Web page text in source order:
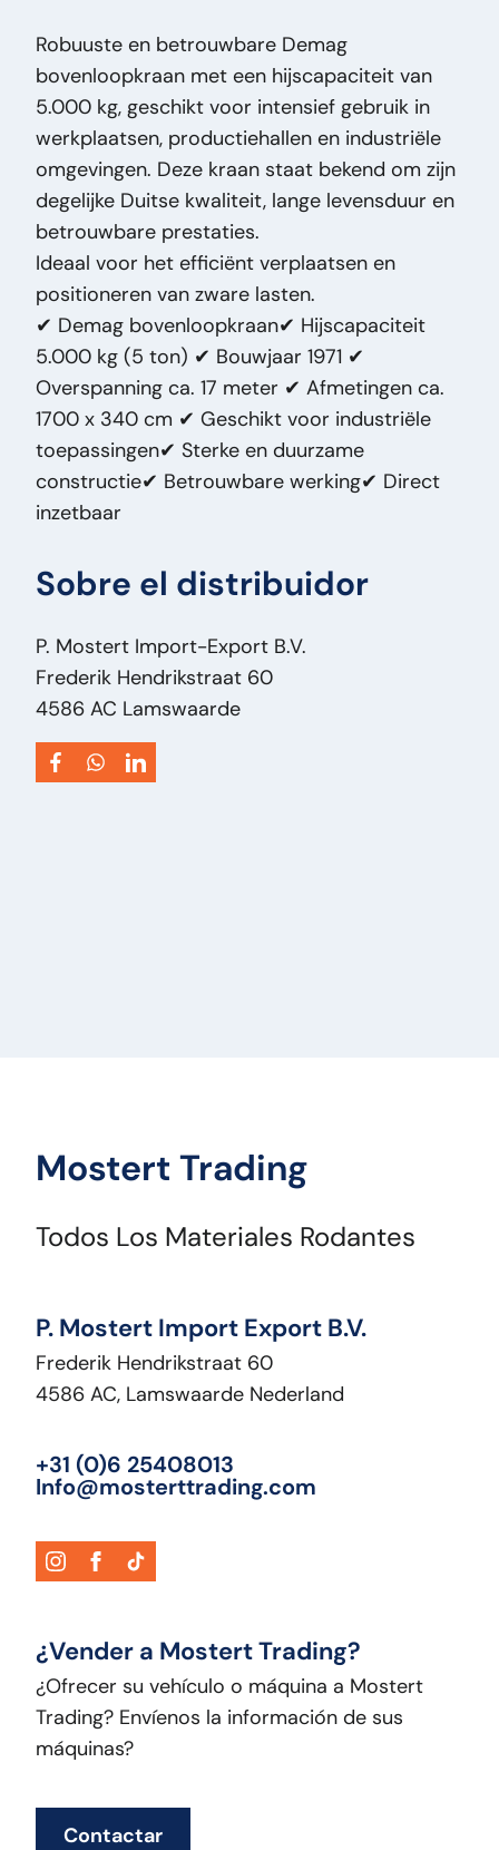
Modelo original:5000KG P625H8
Tipo de precio:VastePrijs
Condición general:Bueno
Condición óptica:Bueno
Condición técnica:Bueno
Título:Demag 5000KG P625H8 Demag
5000KG P625H8 bovenloopkraan – 5 ton –
industriële kraan – 1971 PM2318
Adición:Demag 5000KG P625H8
bovenloopkraan – 5 ton – industriële kraan –
1971
Tipo:5000KG P625H8
Potencia del motor HP:0
VIN:02-06-01-0002
Voltaje de alimentación:V 400
Tipo de vehículo:
Robuuste en betrouwbare Demag
bovenloopkraan met een hijscapaciteit van
5.000 kg, geschikt voor intensief gebruik in
werkplaatsen, productiehallen en industriële
omgevingen. Deze kraan staat bekend om zijn
degelijke Duitse kwaliteit, lange levensduur en
betrouwbare prestaties.
Ideaal voor het efficiënt verplaatsen en
positioneren van zware lasten.
✔ Demag bovenloopkraan✔ Hijscapaciteit
5.000 kg (5 ton) ✔ Bouwjaar 1971 ✔
Overspanning ca. 17 meter ✔ Afmetingen ca.
1700 x 340 cm ✔ Geschikt voor industriële
toepassingen✔ Sterke en duurzame
constructie✔ Betrouwbare werking✔ Direct
inzetbaar
Sobre el distribuidor
P. Mostert Import-Export B.V.
Frederik Hendrikstraat 60
4586 AC Lamswaarde
Mostert Trading
Todos Los Materiales Rodantes
P. Mostert Import Export B.V.
Frederik Hendrikstraat 60
4586 AC, Lamswaarde Nederland
+31 (0)6 25408013
Info@mosterttrading.com
¿Vender a Mostert Trading?
¿Ofrecer su vehículo o máquina a Mostert
Trading? Envíenos la información de sus
máquinas?
Contactar